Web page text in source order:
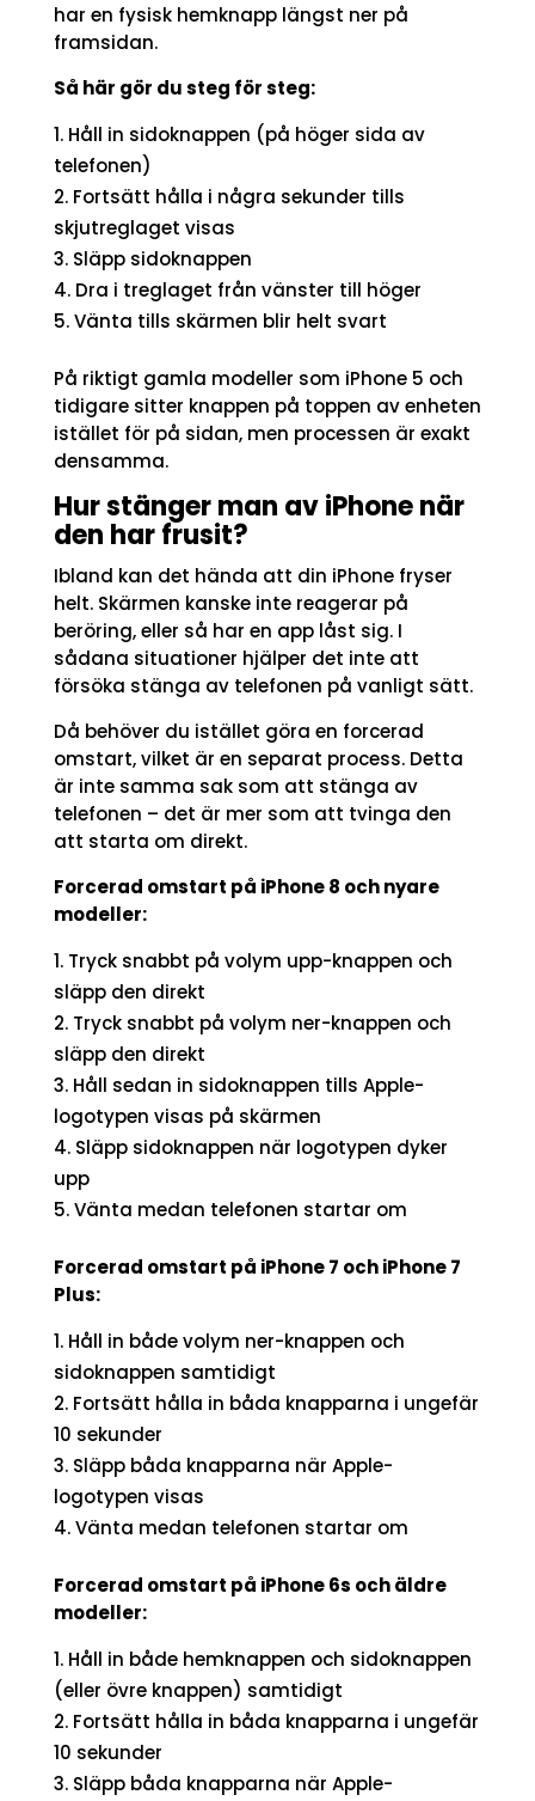
har en fysisk hemknapp längst ner på
framsidan.
Så här gör du steg för steg:
Håll in sidoknappen (på höger sida av
telefonen)
Fortsätt hålla i några sekunder tills
skjutreglaget visas
Släpp sidoknappen
Dra i treglaget från vänster till höger
Vänta tills skärmen blir helt svart
På riktigt gamla modeller som iPhone 5 och
tidigare sitter knappen på toppen av enheten
istället för på sidan, men processen är exakt
densamma.
Hur stänger man av iPhone när
den har frusit?
Ibland kan det hända att din iPhone fryser
helt. Skärmen kanske inte reagerar på
beröring, eller så har en app låst sig. I
sådana situationer hjälper det inte att
försöka stänga av telefonen på vanligt sätt.
Då behöver du istället göra en forcerad
omstart, vilket är en separat process. Detta
är inte samma sak som att stänga av
telefonen – det är mer som att tvinga den
att starta om direkt.
Forcerad omstart på iPhone 8 och nyare
modeller:
Tryck snabbt på volym upp-knappen och
släpp den direkt
Tryck snabbt på volym ner-knappen och
släpp den direkt
Håll sedan in sidoknappen tills Apple-
logotypen visas på skärmen
Släpp sidoknappen när logotypen dyker
upp
Vänta medan telefonen startar om
Forcerad omstart på iPhone 7 och iPhone 7
Plus:
Håll in både volym ner-knappen och
sidoknappen samtidigt
Fortsätt hålla in båda knapparna i ungefär
10 sekunder
Släpp båda knapparna när Apple-
logotypen visas
Vänta medan telefonen startar om
Forcerad omstart på iPhone 6s och äldre
modeller:
Håll in både hemknappen och sidoknappen
(eller övre knappen) samtidigt
Fortsätt hålla in båda knapparna i ungefär
10 sekunder
Släpp båda knapparna när Apple-